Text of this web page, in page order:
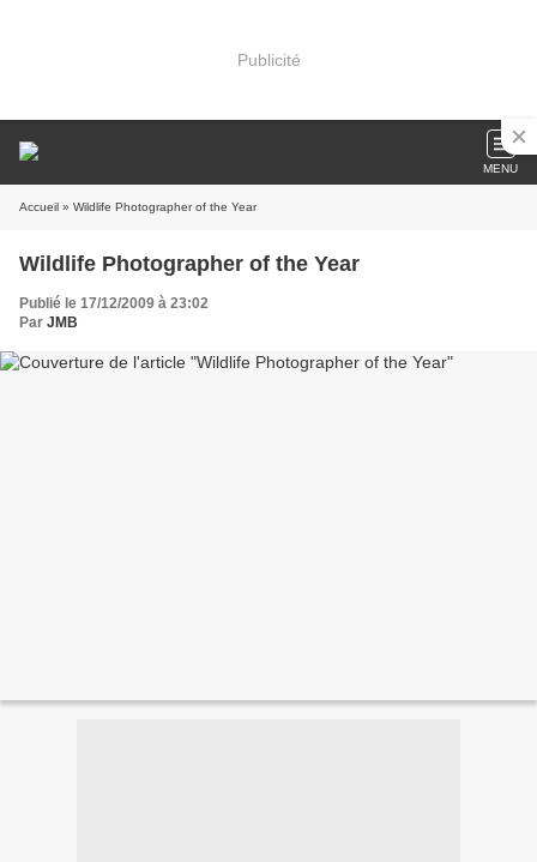
Publicité
MENU
Accueil » Wildlife Photographer of the Year
Wildlife Photographer of the Year
Publié le 17/12/2009 à 23:02
Par JMB